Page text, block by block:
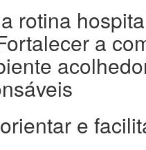
rotina
a
e